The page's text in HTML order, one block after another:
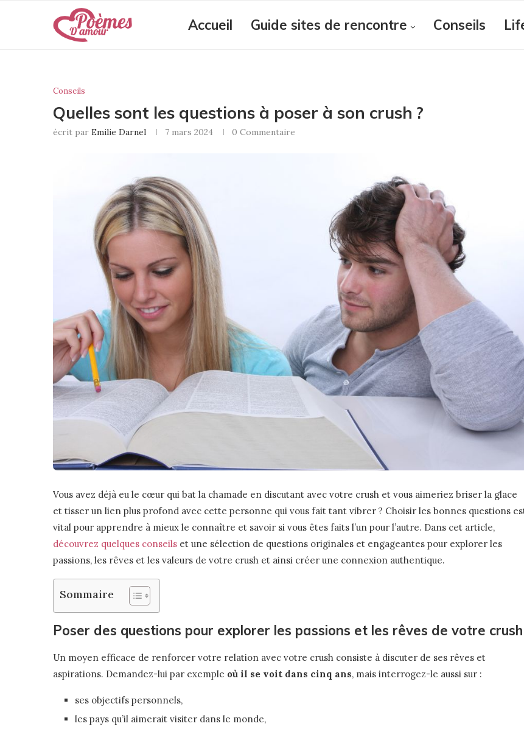
Accueil Guide sites de rencontre Conseils
Conseils
Quelles sont les questions à poser à son crush ?
écrit par Emilie Darnel 7 mars 2024 0 Commentaire
Vous avez déjà eu le cœur qui bat la chamade en discutant avec votre crush et vous aimeriez briser la glace
et tisser un lien plus profond avec cette personne qui vous fait tant vibrer ? Choisir les bonnes questions
vital pour apprendre à mieux le connaître et savoir si vous êtes faits l’un pour l’autre. Dans cet article,
découvrez quelques conseils et une sélection de questions originales et engageantes pour explorer les
passions, les rêves et les valeurs de votre crush et ainsi créer une connexion authentique.
Sommaire
Poser des questions pour explorer les passions et les rêves de votre crush
Un moyen efficace de renforcer votre relation avec votre crush consiste à discuter de ses rêves et
aspirations. Demandez-lui par exemple où il se voit dans cinq ans, mais interrogez-le aussi sur :
ses objectifs personnels,
les pays qu’il aimerait visiter dans le monde,